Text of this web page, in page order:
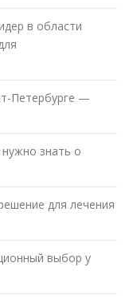
в области
Петербурге —
знать о
для лечения
выбор у